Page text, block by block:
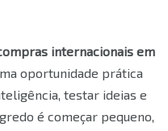
internacionais em
oportunidade prática
testar ideias e
é começar pequeno,